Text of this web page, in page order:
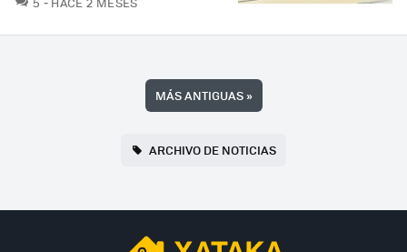
MÁS ANTIGUAS»
ARCHIVO DE NOTICIAS